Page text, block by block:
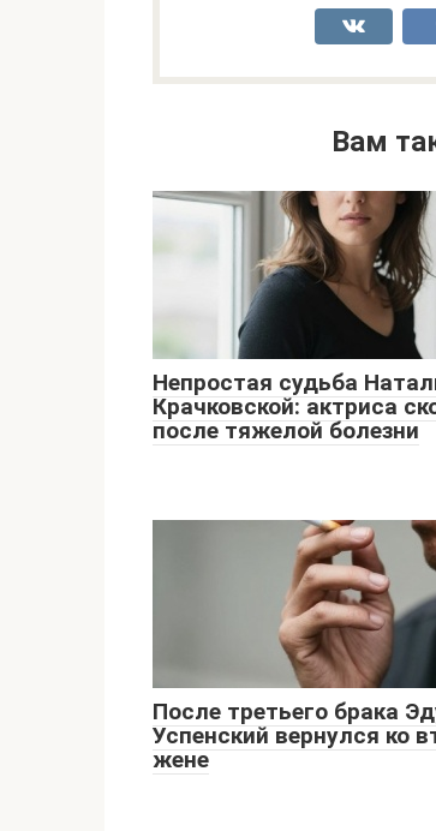
Вам
Непростая судьба
Крачковской: актриса
после тяжелой болезни
После третьего брака
Успенский вернулся ко
жене